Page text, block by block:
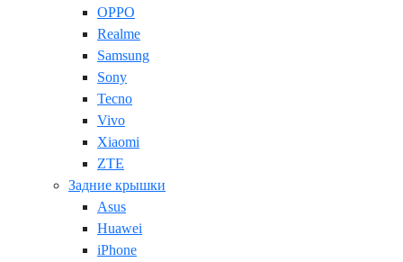
OPPO
Realme
Samsung
Sony
Tecno
Vivo
Xiaomi
ZTE
Задние крышки
Asus
Huawei
iPhone